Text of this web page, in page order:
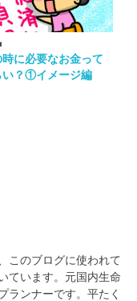
時に必要なお金って
い？①イメージ編
このブログに使われて
ています。元国内生命
ランナーです。平たく